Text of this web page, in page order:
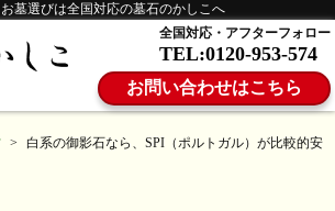
墓選びは全国対応の墓石のかしこへ
全国対応・アフターフォロー
TEL:0120-953-574
お問い合わせはこちら
>
白系の御影石なら、SPI（ポルトガル）が比較的安